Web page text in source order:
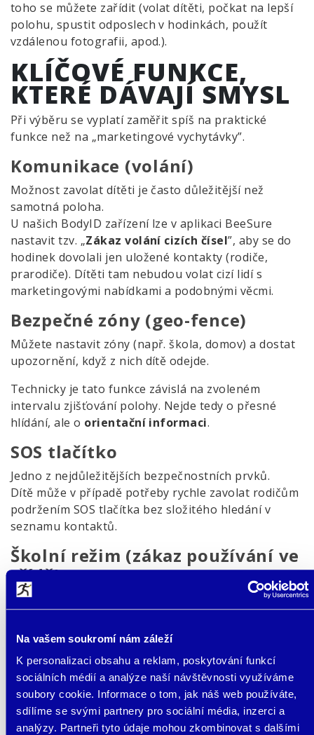
Na vašem soukromí nám záleží
K personalizaci obsahu a reklam, poskytování funkcí
sociálních médií a analýze naší návštěvnosti využíváme
soubory cookie. Informace o tom, jak náš web používáte,
sdílíme se svými partnery pro sociální média, inzerci a
analýzy. Partneři tyto údaje mohou zkombinovat s dalšími
toho se můžete zařídit (volat dítěti, počkat na lepší
polohu, spustit odposlech v hodinkách, použít
vzdálenou fotografii, apod.).
KLÍČOVÉ FUNKCE,
KTERÉ DÁVAJÍ SMYSL
Při výběru se vyplatí zaměřit spíš na praktické
funkce než na „marketingové vychytávky”.
Komunikace (volání)
Možnost zavolat dítěti je často důležitější než
samotná poloha.
U našich BodyID zařízení lze v aplikaci BeeSure
nastavit tzv. „Zákaz volání cizích čísel”, aby se do
hodinek dovolali jen uložené kontakty (rodiče,
prarodiče). Dítěti tam nebudou volat cizí lidí s
marketingovými nabídkami a podobnými věcmi.
Bezpečné zóny (geo-fence)
Můžete nastavit zóny (např. škola, domov) a dostat
upozornění, když z nich dítě odejde.
Technicky je tato funkce závislá na zvoleném
intervalu zjišťování polohy. Nejde tedy o přesné
hlídání, ale o orientační informaci.
SOS tlačítko
Jedno z nejdůležitějších bezpečnostních prvků.
Dítě může v případě potřeby rychle zavolat rodičům
podržením SOS tlačítka bez složitého hledání v
seznamu kontaktů.
Školní režim (zákaz používání ve
třídě)
Důležitý hlavně pokud má dítě hodinky nosit do
omezuje používání během výuky
zabraňuje rušení
pomáhá přijatelnosti ze strany školy
Této problematice se dopodrobna věnujeme ve
článku „
Chytré hodinky ve škole: ano nebo ne? ”.